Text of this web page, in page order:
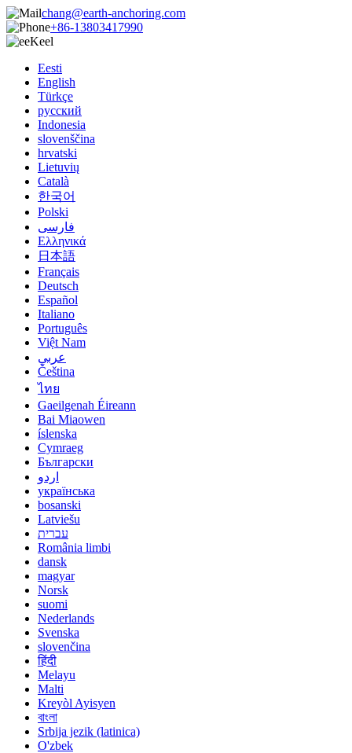
chang@earth-anchoring.com
+86-13803417990
Keel
Eesti
English
Türkçe
русский
Indonesia
slovenščina
hrvatski
Lietuvių
Català
한국어
Polski
فارسی
Ελληνικά
日本語
Français
Deutsch
Español
Italiano
Português
Việt Nam
عربي
Čeština
ไทย
Gaeilgenah Éireann
Bai Miaowen
íslenska
Cymraeg
Български
اردو
українська
bosanski
Latviešu
עברית
România limbi
dansk
magyar
Norsk
suomi
Nederlands
Svenska
slovenčina
हिंदी
Melayu
Malti
Kreyòl Ayisyen
বাংলা
Srbija jezik (latinica)
O'zbek